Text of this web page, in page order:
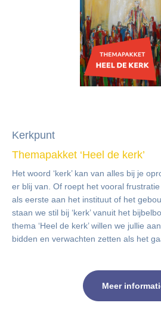
Kerkpunt
Themapakket ‘Heel de kerk’
Het woord ‘kerk’ kan van alles bij je
er blij van. Of roept het vooral
als eerste aan het instituut of het
staan we stil bij ‘kerk’ vanuit het
thema ‘Heel de kerk’ willen we jullie
bidden en verwachten zetten als het
Meer